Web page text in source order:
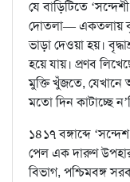
যে বাড়িটিতে
দোতলা— একতলায়
ভাড়া দেওয়া হয়।
হয়ে যায়। প্রণব
মুক্তি খুঁজতে, যেখানে
মতো দিন কাটাচ্ছে
১৪১৭ বঙ্গাব্দে
পেল এক দারুণ
বিভাগ, পশ্চিমবঙ্গ